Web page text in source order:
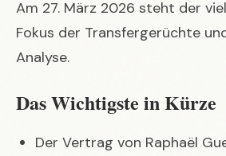
Am 27. März 2026 steht der
Fokus der Transfergerüchte
Analyse.
Das Wichtigste in Kürze
Der Vertrag von Raphaël